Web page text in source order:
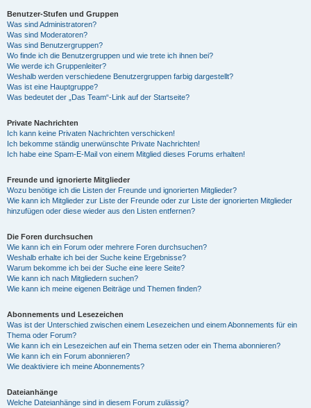
V
d
e
o
Benutzer-Stufen und Gruppen
Was sind Administratoren?
Was sind Moderatoren?
Was sind Benutzergruppen?
Wo finde ich die Benutzergruppen und wie trete ich ihnen bei?
Wie werde ich Gruppenleiter?
Weshalb werden verschiedene Benutzergruppen farbig dargestellt?
Was ist eine Hauptgruppe?
Was bedeutet der „Das Team“-Link auf der Startseite?
Private Nachrichten
Ich kann keine Privaten Nachrichten verschicken!
Ich bekomme ständig unerwünschte Private Nachrichten!
Ich habe eine Spam-E-Mail von einem Mitglied dieses Forums erhalten!
Freunde und ignorierte Mitglieder
Wozu benötige ich die Listen der Freunde und ignorierten Mitglieder?
Wie kann ich Mitglieder zur Liste der Freunde oder zur Liste der ignorierten Mitglieder
hinzufügen oder diese wieder aus den Listen entfernen?
Die Foren durchsuchen
Wie kann ich ein Forum oder mehrere Foren durchsuchen?
Weshalb erhalte ich bei der Suche keine Ergebnisse?
Warum bekomme ich bei der Suche eine leere Seite?
Wie kann ich nach Mitgliedern suchen?
Wie kann ich meine eigenen Beiträge und Themen finden?
Abonnements und Lesezeichen
Was ist der Unterschied zwischen einem Lesezeichen und einem Abonnements für ein
Thema oder Forum?
Wie kann ich ein Lesezeichen auf ein Thema setzen oder ein Thema abonnieren?
Wie kann ich ein Forum abonnieren?
Wie deaktiviere ich meine Abonnements?
Dateianhänge
Welche Dateianhänge sind in diesem Forum zulässig?